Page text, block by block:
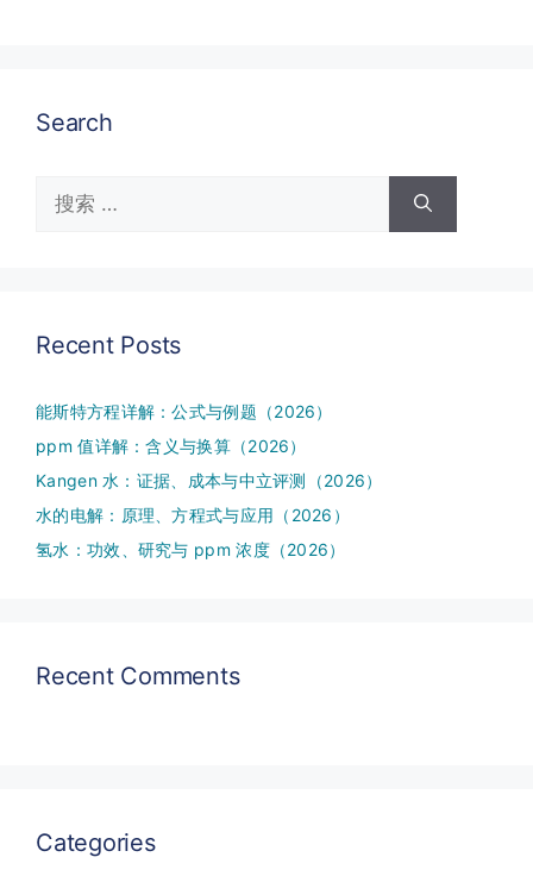
Search
索：
Recent Posts
能斯特方程详解：公式与例题（2026）
ppm 值详解：含义与换算（2026）
Kangen 水：证据、成本与中立评测（2026）
水的电解：原理、方程式与应用（2026）
氢水：功效、研究与 ppm 浓度（2026）
Recent Comments
Categories